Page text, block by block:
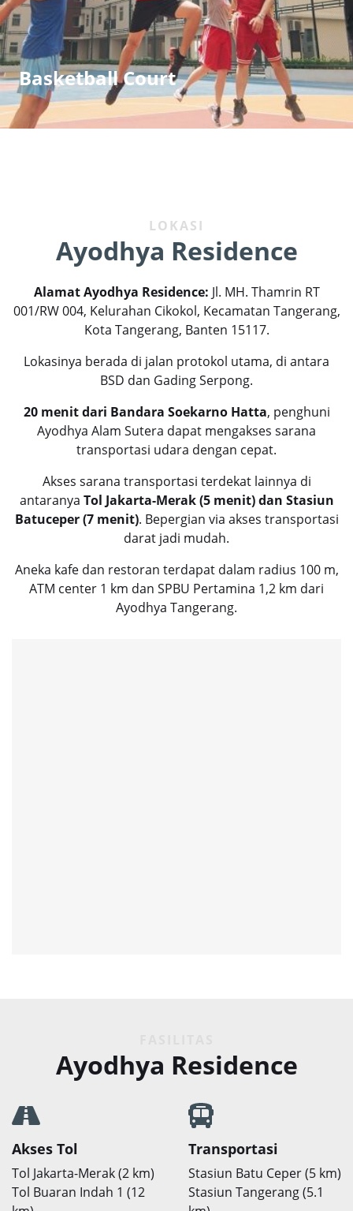
Basketball Court
LOKASI
Ayodhya Residence
AlamatAyodhya Residence: Jl. MH. Thamrin RT
001/RW 004, Kelurahan Cikokol, Kecamatan Tangerang,
Kota Tangerang, Banten 15117.
Lokasinya berada di jalan protokol utama, di antara
BSD dan Gading Serpong.
20 menit dari Bandara Soekarno Hatta, penghuni
Ayodhya Alam Sutera dapat mengakses sarana
transportasi udara dengan cepat.
Akses sarana transportasi terdekat lainnya di
antaranya Tol Jakarta-Merak (5 menit) dan Stasiun
Batuceper (7 menit). Bepergian via akses transportasi
darat jadi mudah.
Aneka kafe dan restoran terdapat dalam radius 100 m,
ATM center 1 km dan SPBU Pertamina 1,2 km dari
Ayodhya Tangerang.
Ayodhya Residence
Akses Tol
Tol Jakarta-Merak (2 km)
Tol Buaran Indah 1 (12
Transportasi
Stasiun Batu Ceper (5 km)
Stasiun Tangerang (5.1